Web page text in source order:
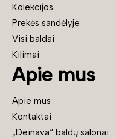
Kolekcijos
Prekės sandėlyje
Visi baldai
Kilimai
Apie mus
Apie mus
Kontaktai
„Deinava“ baldų salonai